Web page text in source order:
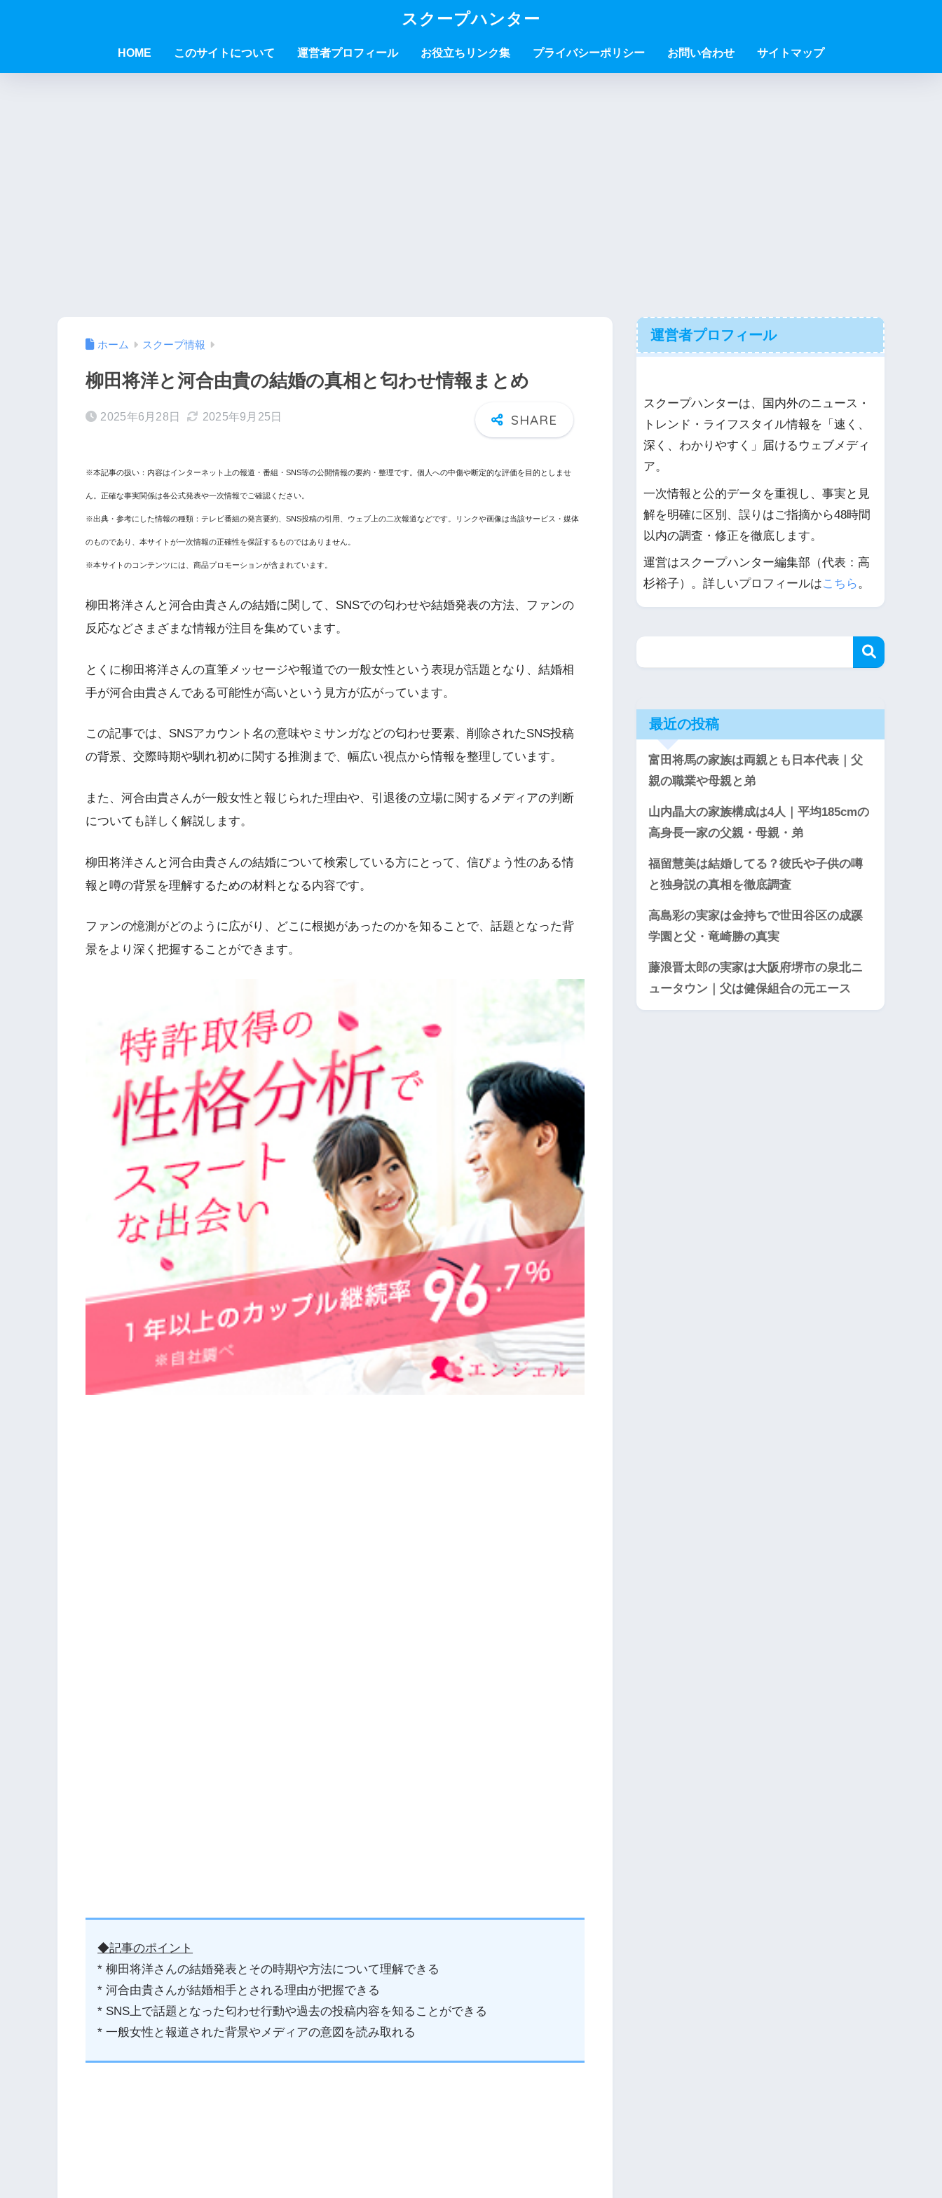
スクープハンター
HOME このサイトについて 運営者プロフィール お役立ちリンク集 プライバシーポリシー お問い合わせ サイトマップ
ホーム スクープ情報
柳田将洋と河合由貴の結婚の真相と匂わせ情報まとめ
2025年6月28日 2025年9月25日
※本記事の扱い：内容はインターネット上の報道・番組・SNS等の公開情報の要約・整理です。個人への中傷や断定的な評価を目的としませ
ん。正確な事実関係は各公式発表や一次情報でご確認ください。
※出典・参考にした情報の種類：テレビ番組の発言要約、SNS投稿の引用、ウェブ上の二次報道などです。リンクや画像は当該サービス・媒体
のものであり、本サイトが一次情報の正確性を保証するものではありません。
※本サイトのコンテンツには、商品プロモーションが含まれています。
柳田将洋さんと河合由貴さんの結婚に関して、SNSでの匂わせや結婚発表の方法、ファンの
反応などさまざまな情報が注目を集めています。
とくに柳田将洋さんの直筆メッセージや報道での一般女性という表現が話題となり、結婚相
手が河合由貴さんである可能性が高いという見方が広がっています。
この記事では、SNSアカウント名の意味やミサンガなどの匂わせ要素、削除されたSNS投稿
の背景、交際時期や馴れ初めに関する推測まで、幅広い視点から情報を整理しています。
また、河合由貴さんが一般女性と報じられた理由や、引退後の立場に関するメディアの判断
についても詳しく解説します。
柳田将洋さんと河合由貴さんの結婚について検索している方にとって、信ぴょう性のある情
報と噂の背景を理解するための材料となる内容です。
ファンの憶測がどのように広がり、どこに根拠があったのかを知ることで、話題となった背
景をより深く把握することができます。
◆記事のポイント
* 柳田将洋さんの結婚発表とその時期や方法について理解できる
* 河合由貴さんが結婚相手とされる理由が把握できる
* SNS上で話題となった匂わせ行動や過去の投稿内容を知ることができる
* 一般女性と報道された背景やメディアの意図を読み取れる
運営者プロフィール
スクープハンターは、国内外のニュース・
トレンド・ライフスタイル情報を「速く、
深く、わかりやすく」届けるウェブメディ
ア。
一次情報と公的データを重視し、事実と見
解を明確に区別、誤りはご指摘から48時間
以内の調査・修正を徹底します。
運営はスクープハンター編集部（代表：高
杉裕子）。詳しいプロフィールはこちら。
最近の投稿
富田将馬の家族は両親とも日本代表｜父
親の職業や母親と弟
山内晶大の家族構成は4人｜平均185cmの
高身長一家の父親・母親・弟
福留慧美は結婚してる？彼氏や子供の噂
と独身説の真相を徹底調査
高島彩の実家は金持ちで世田谷区の成蹊
学園と父・竜崎勝の真実
藤浪晋太郎の実家は大阪府堺市の泉北ニ
ュータウン｜父は健保組合の元エース